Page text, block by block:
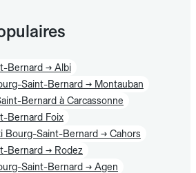
Bernard → Albi
Saint-Bernard → Montauban
Bernard à Carcassonne
Bernard Foix
Bourg-Saint-Bernard → Cahors
Bernard → Rodez
Saint-Bernard → Agen